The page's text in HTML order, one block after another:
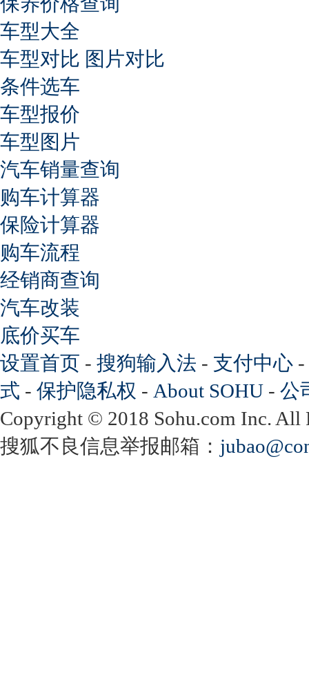
车型大全
车型对比 图片对比
条件选车
车型报价
车型图片
汽车销量查询
购车计算器
保险计算器
购车流程
经销商查询
汽车改装
底价买车
设置首页 - 搜狗输入法 - 支付中心 -
式 - 保护隐私权 - About SOHU - 公
Copyright © 2018 Sohu.com Inc.
搜狐不良信息举报邮箱：